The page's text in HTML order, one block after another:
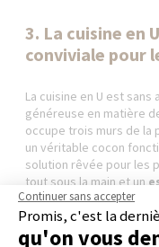
3. La cuisine en
conviviale pour
La cuisine en U est
généreuse en matière
occupe trois murs de la
un véritable cocon
solution rêvée pour les
tout sous la main et un
Ce type de cuisine
postes de travail.
Continuer sans accepter
Promis, c'est la
qu'on vous